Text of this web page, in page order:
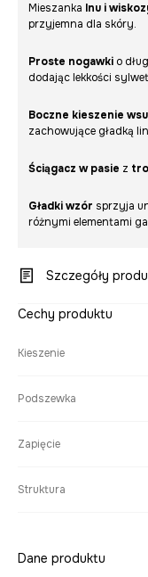
Mieszanka lnu i
przyjemna dla skóry.
Proste nogawki o
dodając lekkości
Boczne kieszenie
zachowujące gładką
Ściągacz w pasie z
Gładki wzór sprzyja
różnymi elementami
Szczegóły
Cechy produktu
Kieszenie
Podszewka
Zapięcie
Struktura
Dane produktu